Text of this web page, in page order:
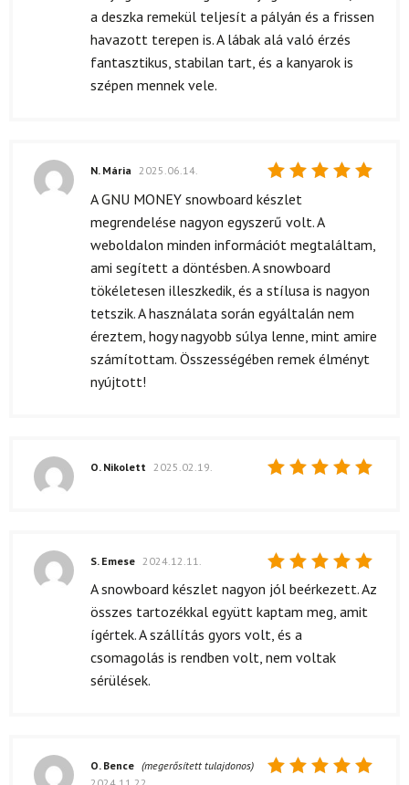
a deszka remekül teljesít a pályán és a frissen
havazott terepen is. A lábak alá való érzés
fantasztikus, stabilan tart, és a kanyarok is
szépen mennek vele.
Értékelés:
N. Mária 2025.06.14.
A GNU MONEY snowboard készlet
megrendelése nagyon egyszerű volt. A
weboldalon minden információt megtaláltam,
ami segített a döntésben. A snowboard
tökéletesen illeszkedik, és a stílusa is nagyon
tetszik. A használata során egyáltalán nem
éreztem, hogy nagyobb súlya lenne, mint amire
számítottam. Összességében remek élményt
nyújtott!
O. Nikolett 2025.02.19.
Értékelés:
5
S. Emese 2024.12.11.
A snowboard készlet nagyon jól beérkezett. Az
összes tartozékkal együtt kaptam meg, amit
ígértek. A szállítás gyors volt, és a
csomagolás is rendben volt, nem voltak
sérülések.
O. Bence (megerősített tulajdonos)